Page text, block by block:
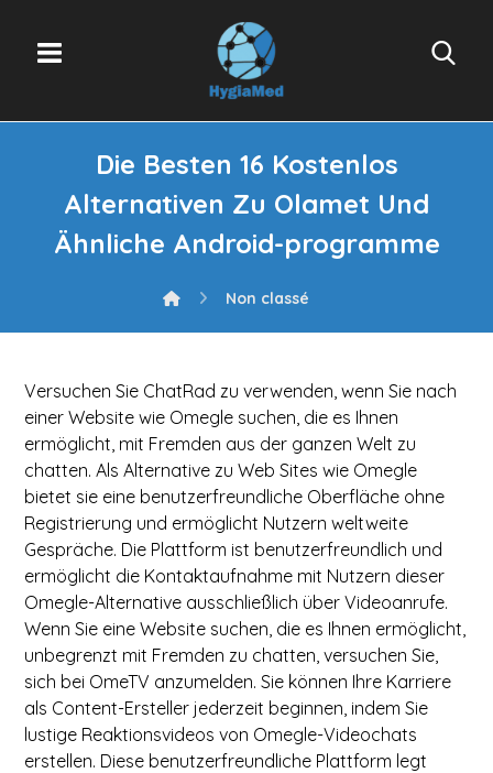
Die Besten 16 Kostenlos
Alternativen Zu Olamet Und
Ähnliche Android-programme
Non classé
Versuchen Sie ChatRad zu verwenden, wenn Sie nach
einer Website wie Omegle suchen, die es Ihnen
ermöglicht, mit Fremden aus der ganzen Welt zu
chatten. Als Alternative zu Web Sites wie Omegle
bietet sie eine benutzerfreundliche Oberfläche ohne
Registrierung und ermöglicht Nutzern weltweite
Gespräche. Die Plattform ist benutzerfreundlich und
ermöglicht die Kontaktaufnahme mit Nutzern dieser
Omegle-Alternative ausschließlich über Videoanrufe.
Wenn Sie eine Website suchen, die es Ihnen ermöglicht,
unbegrenzt mit Fremden zu chatten, versuchen Sie,
sich bei OmeTV anzumelden. Sie können Ihre Karriere
als Content-Ersteller jederzeit beginnen, indem Sie
lustige Reaktionsvideos von Omegle-Videochats
erstellen. Diese benutzerfreundliche Plattform legt